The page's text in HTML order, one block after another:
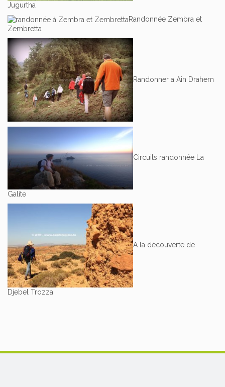
Jugurtha
Randonnée Zembra et
Zembretta
Randonner a Ain Drahem
Circuits randonnée La
Galite
A la découverte de
Djebel Trozza